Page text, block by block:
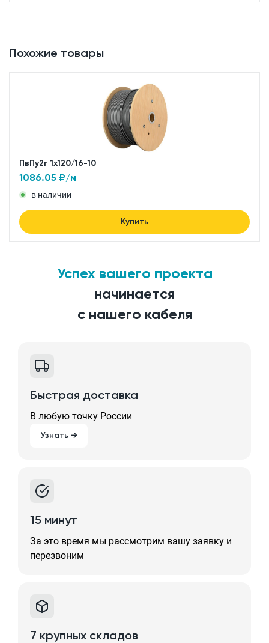
Похожие товары
ПвПу2г 1x120/16-10
1086.05 ₽/м
в наличии
Купить
Успех вашего проекта
начинается
с нашего кабеля
Быстрая доставка
В любую точку России
Узнать →
15 минут
За это время мы рассмотрим вашу заявку и
перезвоним
7 крупных складов